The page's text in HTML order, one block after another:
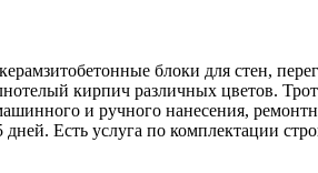
блоки для стен,
кирпич различных цветов.
и ручного нанесения,
Есть услуга по комплектации